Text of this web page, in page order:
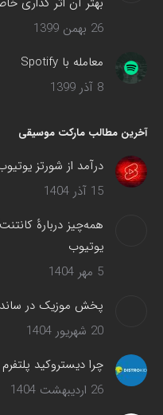
26 بهمن 1399
معامله با Spotify
8 آذر 1399
آخرین مطالب مارکت موسیقی
درآمد از شورتز
15 آذر 1404
یوتیوب
5 مهر 1404
پخش موزیک در
20 شهریور 1404
چرا دیستروکید
26 اردیبهشت 1404